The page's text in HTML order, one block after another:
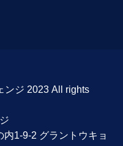
ンジ 2023 All rights
1-9-2 グラントウキョ